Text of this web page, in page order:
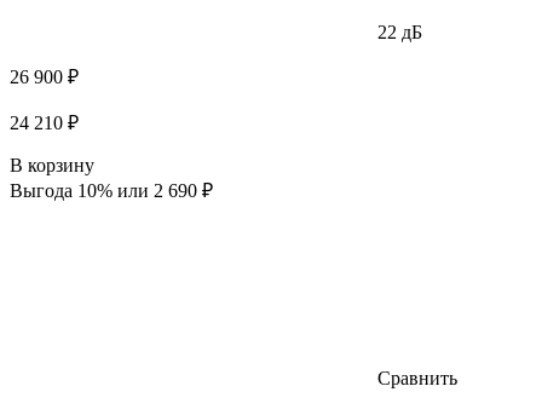
22 дБ
26 900 ₽
24 210 ₽
В корзину
Выгода 10% или 2 690 ₽
Сравнить